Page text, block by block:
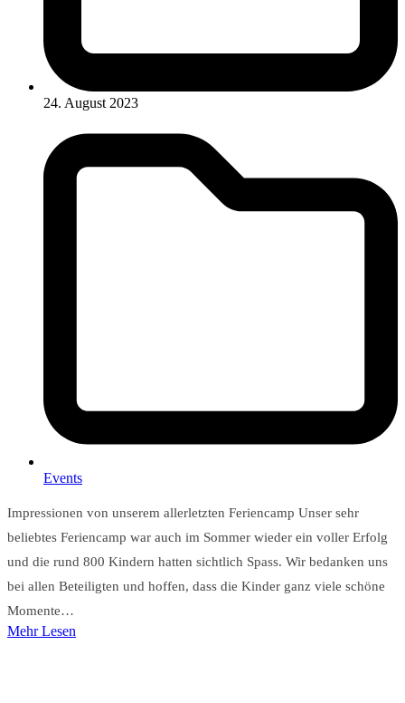
24. August 2023
Events
Impressionen von unserem allerletzten Feriencamp Unser sehr
beliebtes Feriencamp war auch im Sommer wieder ein voller Erfolg
und die rund 800 Kindern hatten sichtlich Spass. Wir bedanken uns
bei allen Beteiligten und hoffen, dass die Kinder ganz viele schöne
Momente…
Mehr Lesen